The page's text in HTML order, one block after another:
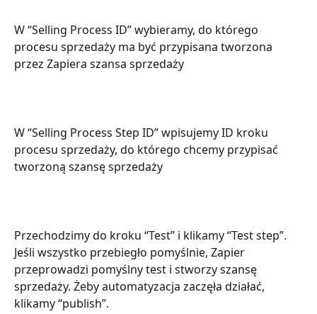
W “Selling Process ID” wybieramy, do którego
procesu sprzedaży ma być przypisana tworzona
przez Zapiera szansa sprzedaży
W “Selling Process Step ID” wpisujemy ID kroku
procesu sprzedaży, do którego chcemy przypisać
tworzoną szansę sprzedaży
Przechodzimy do kroku “Test” i klikamy “Test step”.
Jeśli wszystko przebiegło pomyślnie, Zapier
przeprowadzi pomyślny test i stworzy szansę
sprzedaży. Żeby automatyzacja zaczęła działać,
klikamy “publish”.